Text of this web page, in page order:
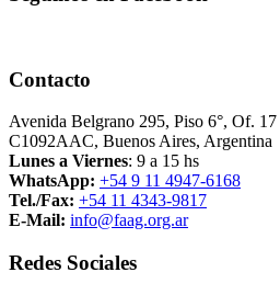
Contacto
Avenida Belgrano 295, Piso 6°, Of. 17
C1092AAC, Buenos Aires, Argentina
Lunes a Viernes: 9 a 15 hs
WhatsApp: +54 9 11 4947-6168
Tel./Fax: +54 11 4343-9817
E-Mail: info@faag.org.ar
Redes Sociales